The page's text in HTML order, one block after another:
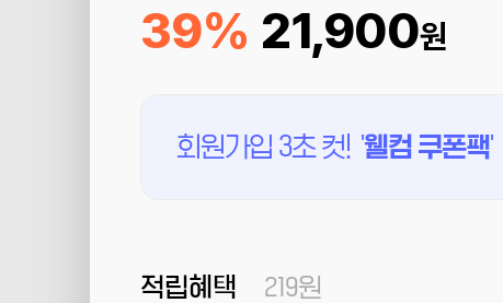
39% 21,900원
회원가입 3초 컷! '웰컴 쿠폰팩'
적립혜택 219원